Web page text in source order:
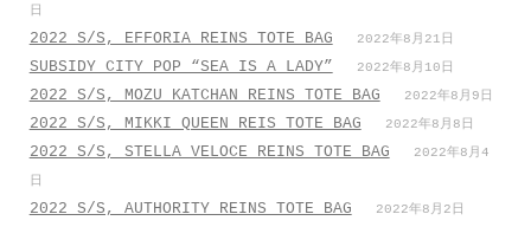
日
2022 S/S, EFFORIA REINS TOTE BAG 2022年8月21日
SUBSIDY CITY POP “SEA IS A LADY” 2022年8月10日
2022 S/S, MOZU KATCHAN REINS TOTE BAG 2022年8月9日
2022 S/S, MIKKI QUEEN REIS TOTE BAG 2022年8月8日
2022 S/S, STELLA VELOCE REINS TOTE BAG
2022年8月4
日
2022 S/S, AUTHORITY REINS TOTE BAG 2022年8月2日